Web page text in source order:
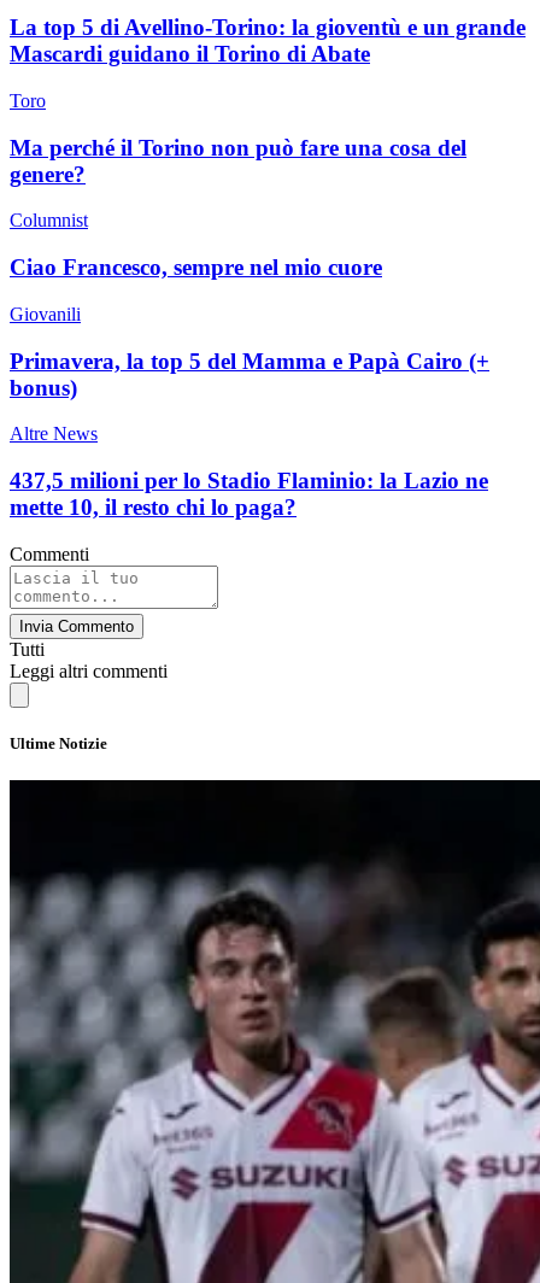
La top 5 di Avellino-Torino: la gioventù e un grande
Mascardi guidano il Torino di Abate
Toro
Ma perché il Torino non può fare una cosa del
genere?
Columnist
Ciao Francesco, sempre nel mio cuore
Giovanili
Primavera, la top 5 del Mamma e Papà Cairo (+
bonus)
Altre News
437,5 milioni per lo Stadio Flaminio: la Lazio ne
mette 10, il resto chi lo paga?
Commenti
Invia Commento
Tutti
Leggi altri commenti
Ultime Notizie